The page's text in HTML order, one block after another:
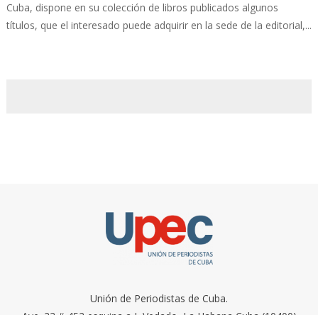
Cuba, dispone en su colección de libros publicados algunos
títulos, que el interesado puede adquirir en la sede de la editorial,...
Unión de Periodistas de Cuba.